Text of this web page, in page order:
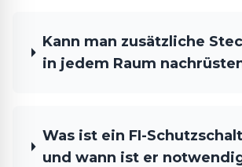
Kann man zusätzliche
in jedem Raum
Was ist ein FI-
und wann ist er